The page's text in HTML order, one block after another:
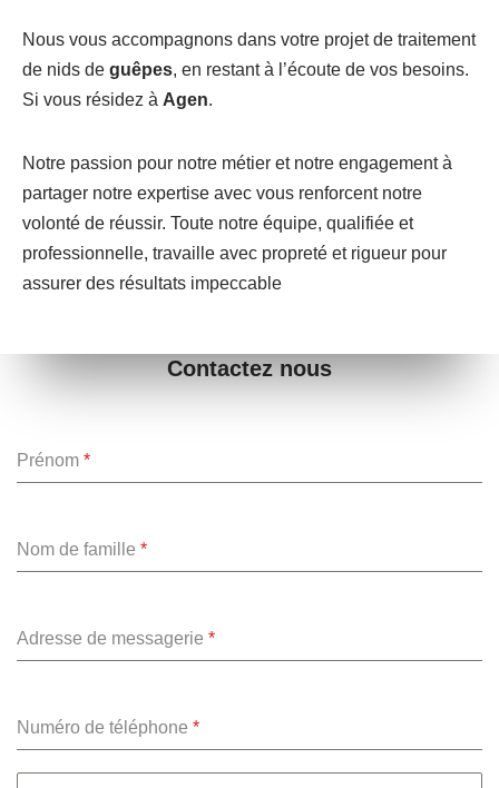
Nous vous accompagnons dans votre projet de traitement
de nids de guêpes, en restant à l’écoute de vos besoins.
Si vous résidez à Agen.
Notre passion pour notre métier et notre engagement à
partager notre expertise avec vous renforcent notre
volonté de réussir. Toute notre équipe, qualifiée et
professionnelle, travaille avec propreté et rigueur pour
assurer des résultats impeccable
Contactez nous
Prénom *
Nom de famille *
Adresse de messagerie *
Numéro de téléphone *